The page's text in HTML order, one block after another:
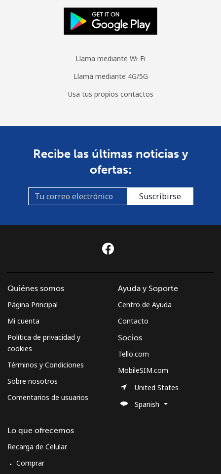
Llama mediante Wi-Fi
Llama mediante 4G/5G
Usa tus propios contactos
Recibe las últimas noticias y
ofertas:
Suscribirse
Quiénes somos
Página Principal
Mi cuenta
Política de privacidad y
cookies
Términos y Condiciones
Sobre nosotros
Comentarios de usuarios
Lo que ofrecemos
Recarga de Celular
Comprar
Ayuda y Soporte
Centro de Ayuda
Contacto
Socios
Tello.com
MobileSIM.com
United States
Spanish